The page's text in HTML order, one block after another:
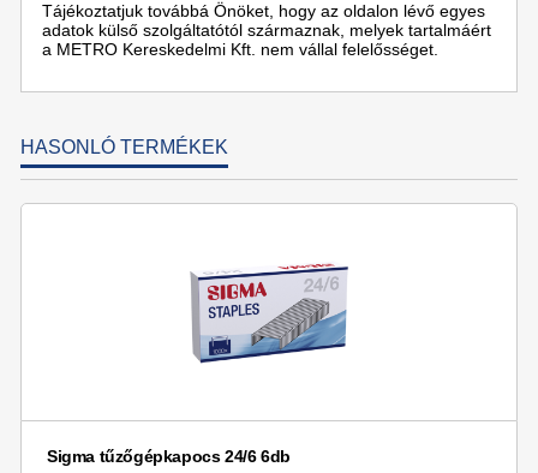
Tájékoztatjuk továbbá Önöket, hogy az oldalon lévő egyes
adatok külső szolgáltatótól származnak, melyek tartalmáért
a METRO Kereskedelmi Kft. nem vállal felelősséget.
HASONLÓ TERMÉKEK
Sigma tűzőgépkapocs 24/6 6db